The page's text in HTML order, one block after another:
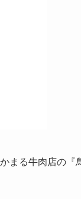
まる牛肉店の『